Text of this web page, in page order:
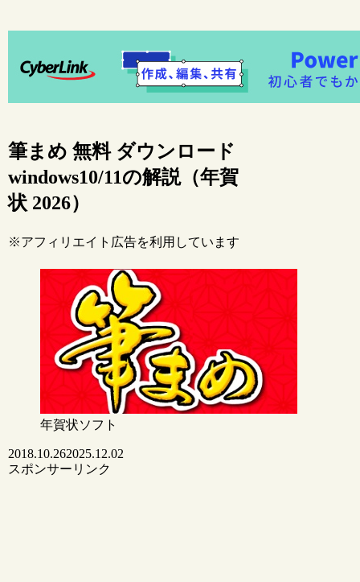
筆まめ 無料 ダウンロード
windows10/11の解説（年賀
状 2026）
※アフィリエイト広告を利用しています
年賀状ソフト
2018.10.262025.12.02
スポンサーリンク